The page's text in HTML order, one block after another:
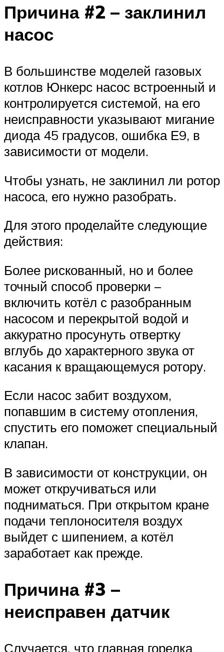
Причина #2 – заклинил
насос
В большинстве моделей газовых
котлов Юнкерс насос встроенный и
контролируется системой, на его
неисправности указывают мигание
диода 45 градусов, ошибка Е9, в
зависимости от модели.
Чтобы узнать, не заклинил ли ротор
насоса, его нужно разобрать.
Для этого проделайте следующие
действия:
Более рискованный, но и более
точный способ проверки –
включить котёл с разобранным
насосом и перекрытой водой и
аккуратно просунуть отвертку
вглубь до характерного звука от
касания к вращающемуся ротору.
Если насос забит воздухом,
попавшим в систему отопления,
спустить его поможет специальный
клапан.
В зависимости от конструкции, он
может откручиваться или
подниматься. При открытом кране
подачи теплоносителя воздух
выйдет с шипением, а котёл
заработает как прежде.
Причина #3 –
неисправен датчик
Случается, что главная горелка